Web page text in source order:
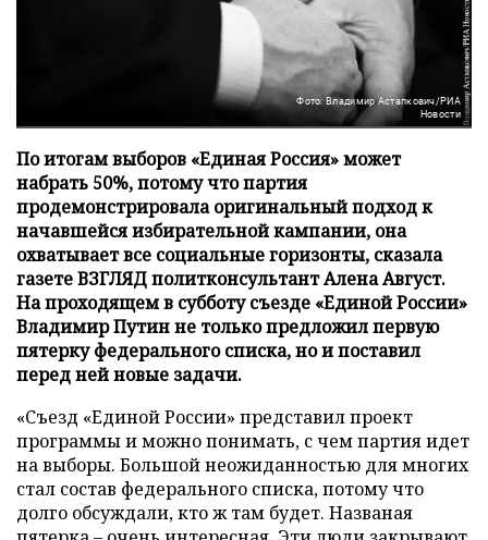
Фото: Владимир Астапкович/РИА
Новости
По итогам выборов «Единая Россия» может
набрать 50%, потому что партия
продемонстрировала оригинальный подход к
начавшейся избирательной кампании, она
охватывает все социальные горизонты, сказала
газете ВЗГЛЯД политконсультант Алена Август.
На проходящем в субботу съезде «Единой России»
Владимир Путин не только предложил первую
пятерку федерального списка, но и поставил
перед ней новые задачи.
«Съезд «Единой России» представил проект
программы и можно понимать, с чем партия идет
на выборы. Большой неожиданностью для многих
стал состав федерального списка, потому что
долго обсуждали, кто ж там будет. Названая